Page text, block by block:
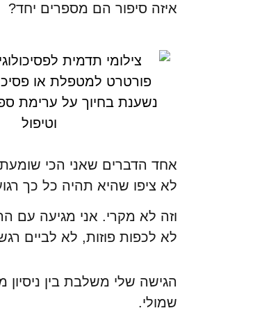
איזה סיפור הם מספרים יחד?
אחד הדברים שאני הכי שומעת
לא ציפו שהיא תהיה כל כך
וזה לא מקרי. אני מגיעה עם
לא לכפות פוזות, לא לביים
הגישה שלי משלבת בין
שמולי.